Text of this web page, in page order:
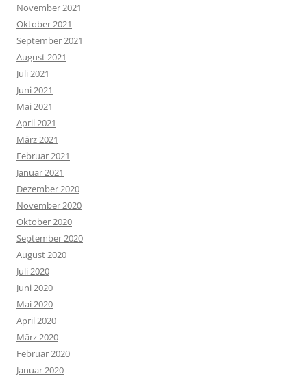
November 2021
Oktober 2021
September 2021
August 2021
Juli 2021
Juni 2021
Mai 2021
April 2021
März 2021
Februar 2021
Januar 2021
Dezember 2020
November 2020
Oktober 2020
September 2020
August 2020
Juli 2020
Juni 2020
Mai 2020
April 2020
März 2020
Februar 2020
Januar 2020